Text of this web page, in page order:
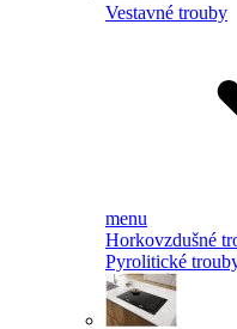
Vestavné trouby
menu
Horkovzdušné
Pyrolitické